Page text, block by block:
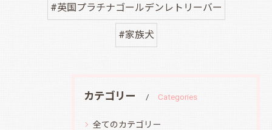
#英国プラチナゴールデンレトリーバー
#家族犬
カテゴリー Categories
全てのカテゴリー